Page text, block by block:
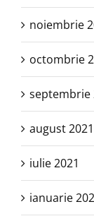
noiembrie
octombrie
septembrie
august 2021
iulie 2021
ianuarie